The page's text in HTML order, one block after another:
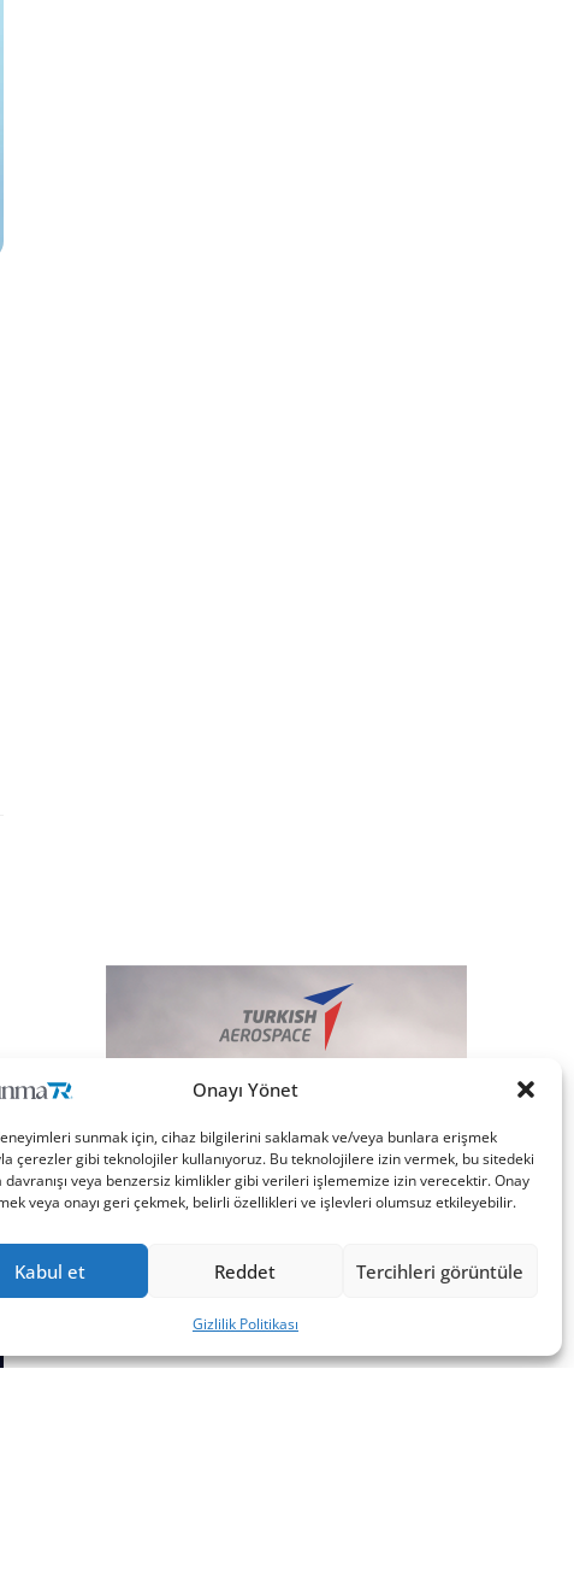
Onayı Yönet
sunmak için, cihaz bilgilerini saklamak ve/veya bunlara erişmek
çerezler gibi teknolojiler kullanıyoruz. Bu teknolojilere izin vermek, bu sitedeki
veya benzersiz kimlikler gibi verileri işlememize izin verecektir. Onay
veya onayı geri çekmek, belirli özellikleri ve işlevleri olumsuz etkileyebilir.
Kabul et Reddet Tercihleri görüntüle
Gizlilik Politikası